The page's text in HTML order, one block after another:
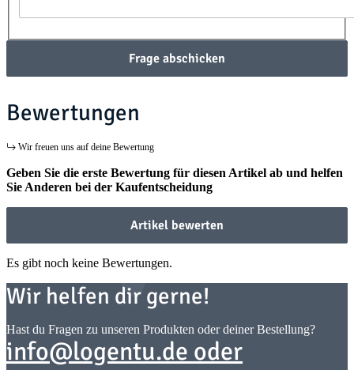
Frage abschicken
Bewertungen
Wir freuen uns auf deine Bewertung
Geben Sie die erste Bewertung für diesen Artikel ab und helfen
Sie Anderen bei der Kaufentscheidung
Artikel bewerten
Es gibt noch keine Bewertungen.
Wir helfen dir gerne!
Hast du Fragen zu unseren Produkten oder deiner Bestellung?
info@logentu.de oder